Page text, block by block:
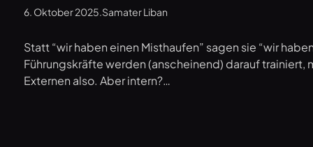
6. Oktober 2025.Samater Liban
Statt “wir haben einen Misthaufen” sagen sie “wir
Führungskräfte werden (anscheinend) darauf
Externen also. Aber intern?…